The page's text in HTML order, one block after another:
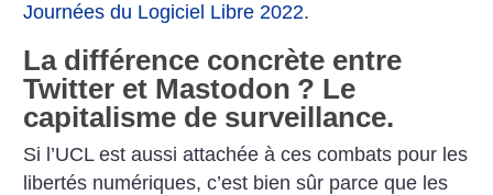
Journées du Logiciel Libre 2022.
La différence concrète entre
Twitter et Mastodon ? Le
capitalisme de surveillance.
Si l’UCL est aussi attachée à ces combats pour les
libertés numériques, c’est bien sûr parce que les